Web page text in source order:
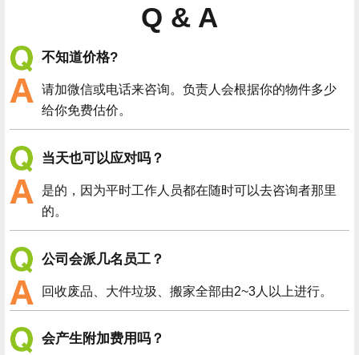
Q & A
不知道价格?
请加微信或电话来咨询。负责人会根据你的物件多少
给你免费估价。
当天也可以应对吗？
是的，因为平时工作人员都在随时可以去咨询者那里
的。
公司会派几名员工？
回收废品、大件垃圾、搬家全部由2~3人以上进行。
会产生附加费用吗？